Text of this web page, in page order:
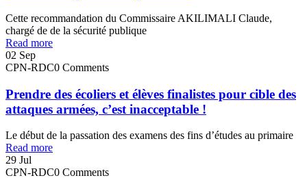
Cette recommandation du Commissaire AKILIMALI Claude,
chargé de de la sécurité publique
Read more
02 Sep
CPN-RDC0 Comments
Prendre des écoliers et élèves finalistes pour cible des
attaques armées, c’est inacceptable !
Le début de la passation des examens des fins d’études au primaire
Read more
29 Jul
CPN-RDC0 Comments